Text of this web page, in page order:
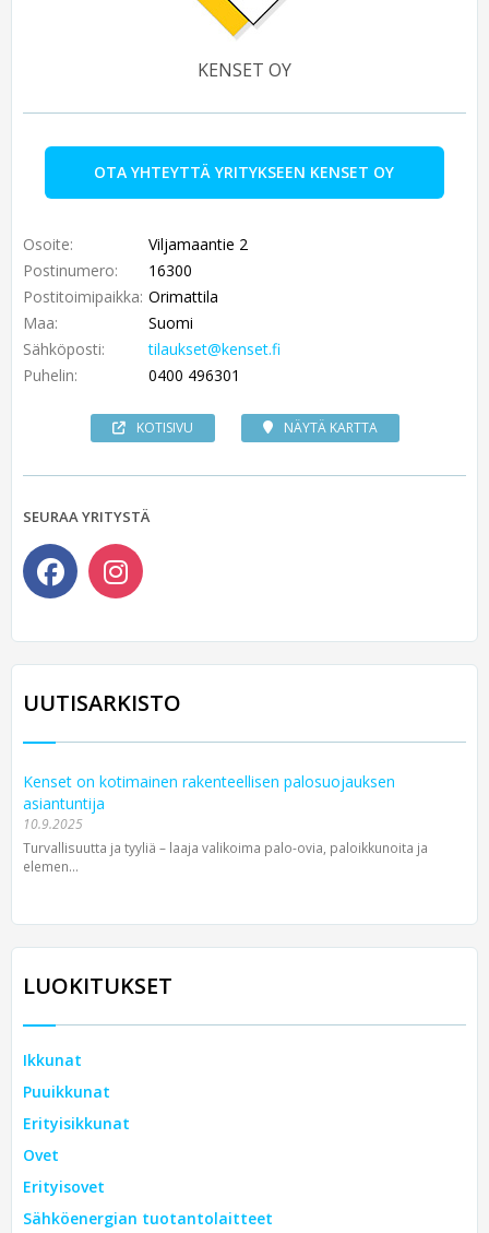
KENSET OY
OTA YHTEYTTÄ YRITYKSEEN KENSET OY
Osoite:
Viljamaantie 2
Postinumero:
16300
Postitoimipaikka: Orimattila
Maa:
Suomi
Sähköposti:
tilaukset@kenset.fi
Puhelin:
0400 496301
KOTISIVU NÄYTÄ KARTTA
SEURAA YRITYSTÄ
UUTISARKISTO
Kenset on kotimainen rakenteellisen palosuojauksen
asiantuntija
10.9.2025
Turvallisuutta ja tyyliä – laaja valikoima palo-ovia, paloikkunoita ja
elemen...
LUOKITUKSET
Ikkunat
Puuikkunat
Erityisikkunat
Ovet
Erityisovet
Sähköenergian tuotantolaitteet